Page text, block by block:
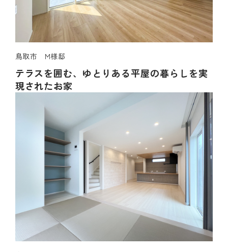
鳥取市 M様邸
テラスを囲む、ゆとりある平屋の暮らしを実
現されたお家